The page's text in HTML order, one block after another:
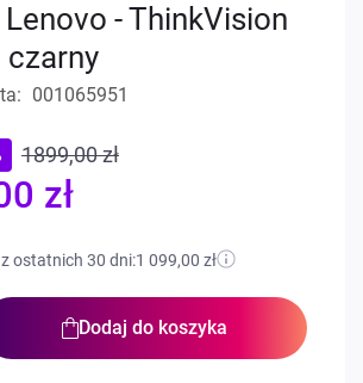
Lenovo - ThinkVision
czarny
zł
1899,00 zł
001065951
ostatnich 30 dni:1 099,00 zł
Dodaj do koszyka